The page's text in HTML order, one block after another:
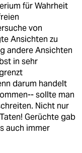
für Wahrheit
von
Ansichten zu
andere Ansichten
in sehr
darum handelt
sollte man
Nicht nur
Gerüchte gab
auch immer